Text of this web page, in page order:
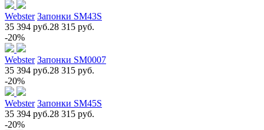
Webster Запонки SM43S
35 394 руб.28 315 руб.
-20%
Webster Запонки SM0007
35 394 руб.28 315 руб.
-20%
Webster Запонки SM45S
35 394 руб.28 315 руб.
-20%